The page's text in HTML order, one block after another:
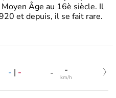
Âge au 16è siècle. Il
et depuis, il se fait rare.
- | - - -
km/h